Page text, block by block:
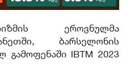
ეროვნულმა
ბარსელონის
IBTM 2023